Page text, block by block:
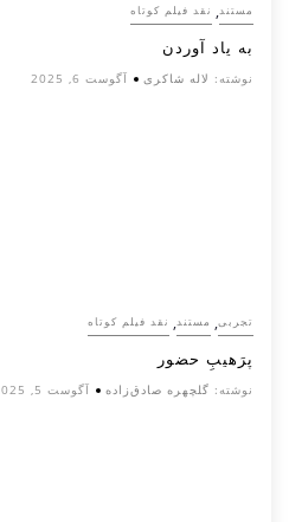
مستند, نقد فیلم کوتاه
به یاد آوردن
نوشته: لاله شاکری آگوست 6, 2025
تجربی, مستند, نقد فیلم کوتاه
پرَهیب‌ِ حضور
نوشته: گلچهره صادق‌زاده آگوست 5, 2025